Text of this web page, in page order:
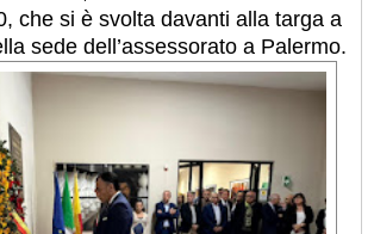
che si è svolta davanti alla targa a
sede dell’assessorato a Palermo.